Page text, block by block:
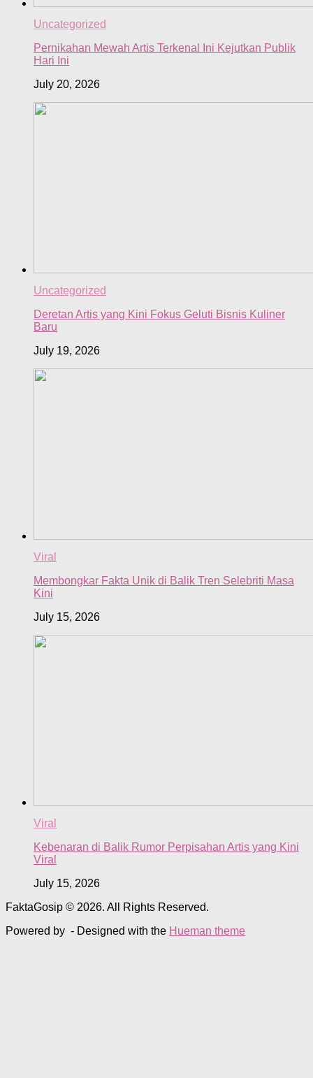
Uncategorized
Pernikahan Mewah Artis Terkenal Ini Kejutkan Publik
Hari Ini
July 20, 2026
Uncategorized
Deretan Artis yang Kini Fokus Geluti Bisnis Kuliner
Baru
July 19, 2026
Viral
Membongkar Fakta Unik di Balik Tren Selebriti Masa
Kini
July 15, 2026
Viral
Kebenaran di Balik Rumor Perpisahan Artis yang Kini
Viral
July 15, 2026
FaktaGosip © 2026. All Rights Reserved.
Powered by - Designed with the Hueman theme